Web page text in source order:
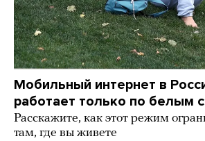
Мобильный интернет в
работает только по белым
Расскажите, как этот режим
там, где вы живете